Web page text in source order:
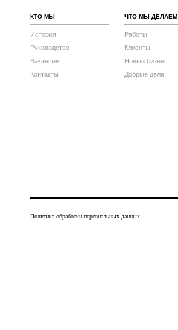
КТО МЫ
История
Руководство
Вакансии
Контакты
ЧТО МЫ ДЕЛАЕМ
Работы
Клиенты
Новый бизнес
Добрые дела
Политика обработки персональных данных